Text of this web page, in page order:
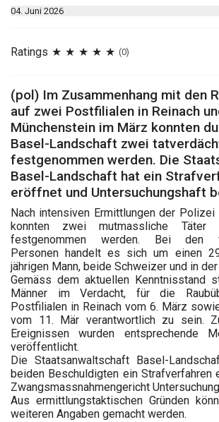
04. Juni 2026
Ratings (0)
(pol) Im Zusammenhang mit den
auf zwei Postfilialen in Reinach
Münchenstein im März konnten
Basel-Landschaft zwei
festgenommen werden. Die
Basel-Landschaft hat ein
eröffnet und Untersuchungshaft
Nach intensiven Ermittlungen der
konnten zwei mutmassliche Täter
festgenommen werden. Bei den
Personen handelt es sich um einen
jährigen Mann, beide Schweizer und in
Gemäss dem aktuellen Kenntnisstand
Männer im Verdacht, für die
Postfilialen in Reinach vom 6. März
vom 11. Mär verantwortlich zu sein.
Ereignissen wurden entsprechende
veröffentlicht.
Die Staatsanwaltschaft Basel-
beiden Beschuldigten ein Strafverfahren
Zwangsmassnahmengericht
Aus ermittlungstaktischen Gründen
weiteren Angaben gemacht werden.